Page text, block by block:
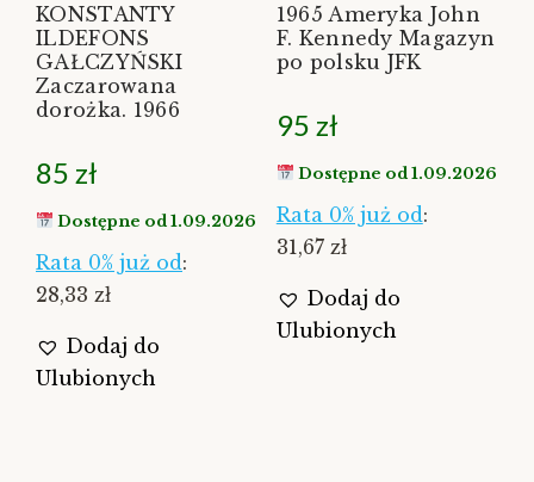
KONSTANTY
ILDEFONS
GAŁCZYŃSKI
Zaczarowana
dorożka. 1966
85 zł
Dostępne od 1.09.2026
Rata 0% już od :
28,33 zł
Dodaj do
Ulubionych
1965 Ameryka John
F. Kennedy Magazyn
po polsku JFK
95 zł
Dostępne od 1.09.2026
Rata 0% już od :
31,67 zł
Dodaj do
Ulubionych